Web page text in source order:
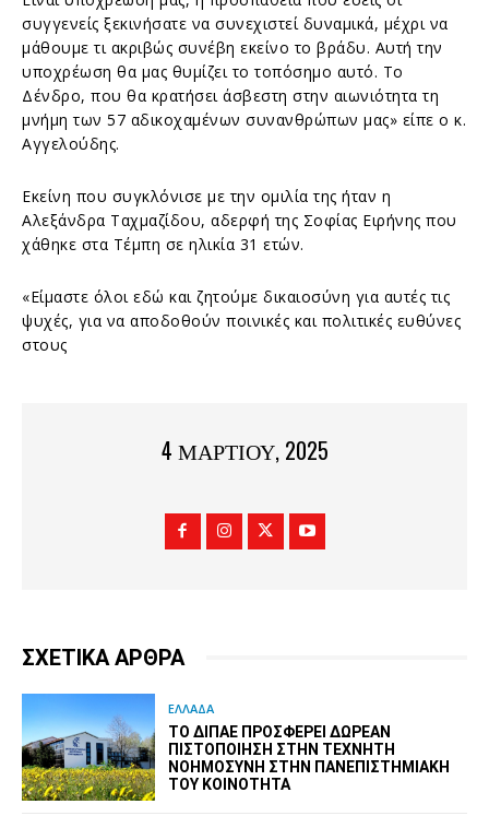
συγγενείς ξεκινήσατε να συνεχιστεί δυναμικά, μέχρι να
μάθουμε τι ακριβώς συνέβη εκείνο το βράδυ. Αυτή την
υποχρέωση θα μας θυμίζει το τοπόσημο αυτό. Το
Δένδρο, που θα κρατήσει άσβεστη στην αιωνιότητα τη
μνήμη των 57 αδικοχαμένων συνανθρώπων μας» είπε ο κ.
Αγγελούδης.
Εκείνη που συγκλόνισε με την ομιλία της ήταν η
Αλεξάνδρα Ταχμαζίδου, αδερφή της Σοφίας Ειρήνης που
χάθηκε στα Τέμπη σε ηλικία 31 ετών.
«Είμαστε όλοι εδώ και ζητούμε δικαιοσύνη για αυτές τις
ψυχές, για να αποδοθούν ποινικές και πολιτικές ευθύνες
στους
4 ΜΑΡΤΊΟΥ, 2025
ΣΧΕΤΙΚΑ ΑΡΘΡΑ
ΕΛΛΑΔΑ
ΤΟ ΔΙΠΑΕ ΠΡΟΣΦΈΡΕΙ ΔΩΡΕΆΝ
ΠΙΣΤΟΠΟΊΗΣΗ ΣΤΗΝ ΤΕΧΝΗΤΉ
ΝΟΗΜΟΣΎΝΗ ΣΤΗΝ ΠΑΝΕΠΙΣΤΗΜΙΑΚΉ
ΤΟΥ ΚΟΙΝΌΤΗΤΑ